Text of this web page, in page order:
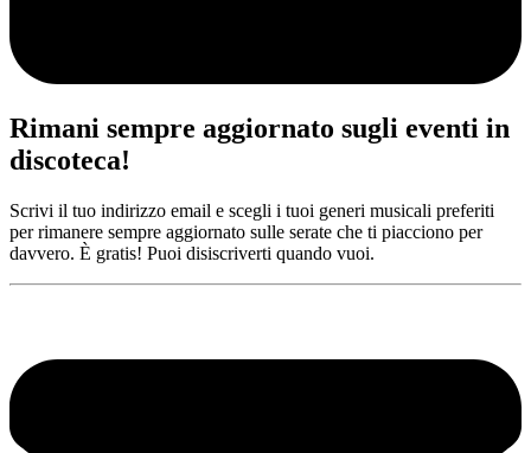
Rimani sempre aggiornato sugli eventi in
discoteca!
Scrivi il tuo indirizzo email e scegli i tuoi generi musicali preferiti
per rimanere sempre aggiornato sulle serate che ti piacciono per
davvero. È gratis! Puoi disiscriverti quando vuoi.